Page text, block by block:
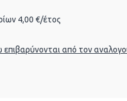
4,00 €/έτος
από τον